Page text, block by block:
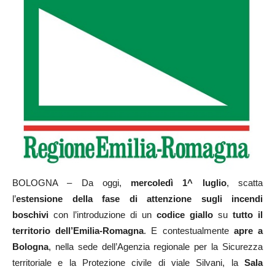
BOLOGNA – Da oggi, mercoledì 1^ luglio, scatta
l’estensione della fase di attenzione sugli incendi
boschivi con l’introduzione di un codice giallo su tutto il
territorio dell’Emilia-Romagna. E contestualmente apre a
Bologna, nella sede dell’Agenzia regionale per la Sicurezza
territoriale e la Protezione civile di viale Silvani, la Sala